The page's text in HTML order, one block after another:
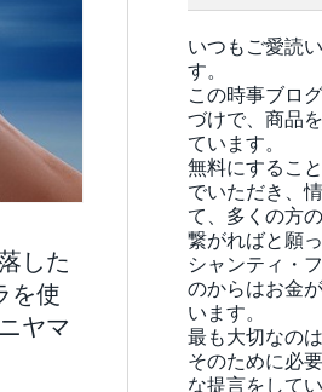
した
を使
ヤマ
いつもご愛読
す。
この時事ブロ
づけで、商品
ています。
無料にするこ
でいただき、
て、 多くの方
繋がればと願
シャンティ・
のからはお金
います。
最も大切なのは
そのために必
な提言をしてい